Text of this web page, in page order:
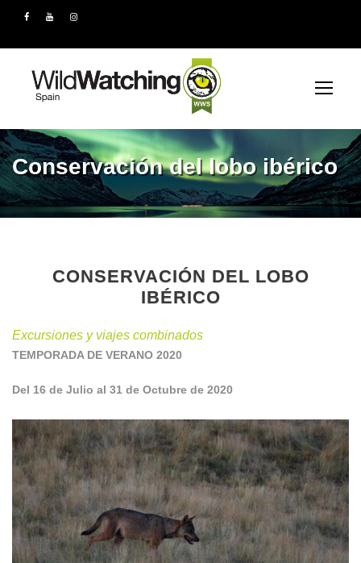
Conservación del lobo ibérico
CONSERVACIÓN DEL LOBO
IBÉRICO
Excursiones y viajes combinados
TEMPORADA DE VERANO 2020
Del 16 de Julio al 31 de Octubre de 2020